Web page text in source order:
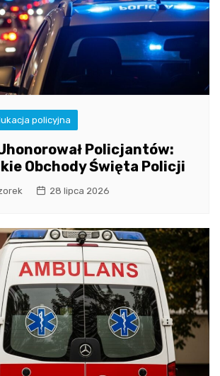
policyjna
Policjantów:
Obchody Święta Policji
28 lipca 2026